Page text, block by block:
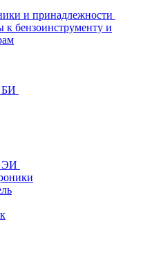
и принадлежности
к бензоинструменту и
БИ
ЭИ